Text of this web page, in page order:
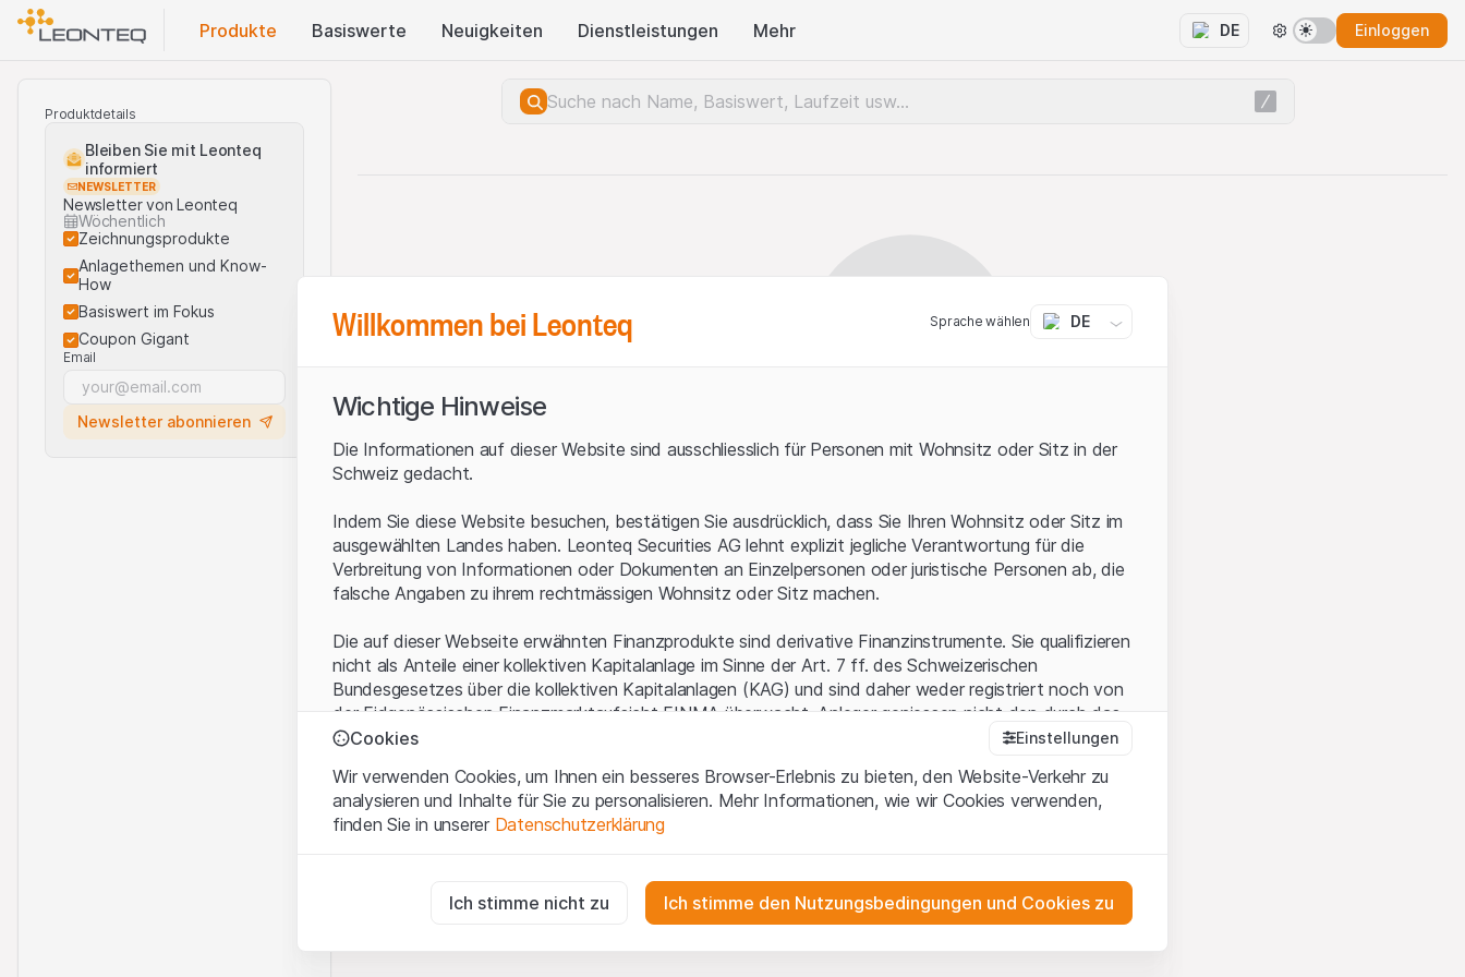
Produkte Basis​werte Neuigkeiten Dienstleistungen Mehr DE Einloggen
Produktdetails
Bleiben Sie mit Leonteq
informiert
NEWSLETTER
Newsletter von Leonteq
Wöchentlich
Zeichnungsprodukte
Anlagethemen und Know-
How
Basiswert im Fokus
Coupon Gigant
Email
Newsletter abonnieren
Willkommen bei Leonteq Sprache wählen DE
Wichtige Hinweise
Die Informationen auf dieser Website sind ausschliesslich für Personen mit Wohnsitz oder Sitz in der
Schweiz gedacht.
Indem Sie diese Website besuchen, bestätigen Sie ausdrücklich, dass Sie Ihren Wohnsitz oder Sitz im
ausgewählten Landes haben. Leonteq Securities AG lehnt explizit jegliche Verantwortung für die
Verbreitung von Informationen oder Dokumenten an Einzelpersonen oder juristische Personen ab, die
falsche Angaben zu ihrem rechtmässigen Wohnsitz oder Sitz machen.
Die auf dieser Webseite erwähnten Finanzprodukte sind derivative Finanzinstrumente. Sie qualifizieren
nicht als Anteile einer kollektiven Kapitalanlage im Sinne der Art. 7 ff. des Schweizerischen
Bundesgesetzes über die kollektiven Kapitalanlagen (KAG) und sind daher weder registriert noch von
der Eidgenössischen Finanzmarktaufsicht FINMA überwacht. Anleger geniessen nicht den durch das
KAG vermittelten spezifischen Anlegerschutz.
Anwendungsbedingungen und rechtliche Informationen
Mit dem Zugriff auf diese Website der Leonteq Securities AG (die "Website") erklären Sie, dass Sie die
rechtlichen Informationen und die wichtigen Hinweise und
Sämtliche Immaterialgüterrechte (wie z.B. Urheber¬, Design¬ und Markenrechte) an dem auf der
Cookies Einstellungen
Wir verwenden Cookies, um Ihnen ein besseres Browser-Erlebnis zu bieten, den Website-Verkehr zu
analysieren und Inhalte für Sie zu personalisieren. Mehr Informationen, wie wir Cookies verwenden,
finden Sie in unserer Datenschutzerklärung
Diese Cookies sind für die Website erforderlich und können nicht deaktiviert werden.
Ich stimme nicht zu Ich stimme den Nutzungsbedingungen und Cookies zu